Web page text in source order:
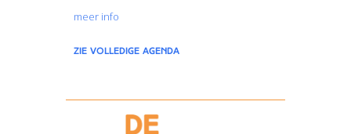
meer info
zie volledige agenda